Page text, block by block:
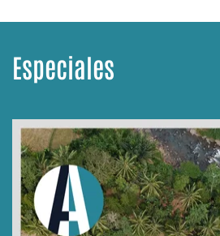
Especiales